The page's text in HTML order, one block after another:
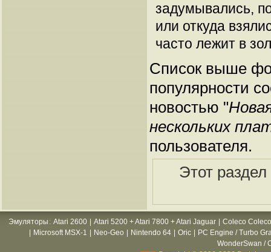
задумывались,
или откуда
часто лежит в
Список выше
популярности
новостью "
нескольких
пользователя.
Этот
Эмуляторы : Atari 2600 Atari 5200 + Atari 7800 + Atari Jaguar
Coleco
Microsoft MSX-1 Neo-Geo Nintendo 64 Oric
PC Engine / Turbo
WonderSwan /